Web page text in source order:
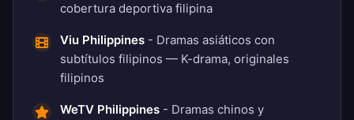
cobertura deportiva filipina
Viu Philippines - Dramas asiáticos con
subtítulos filipinos — K-drama, originales
filipinos
WeTV Philippines - Dramas chinos y